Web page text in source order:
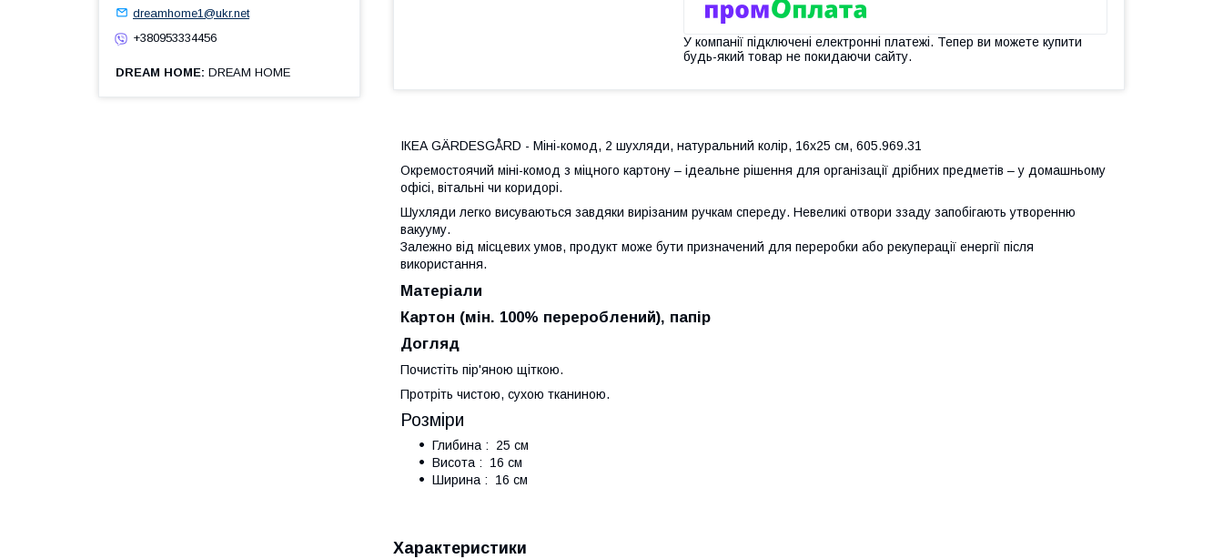
У компанії підключені електронні платежі. Тепер ви можете купити
будь-який товар не покидаючи сайту.
ІКЕА GÄRDESGÅRD - Міні-комод, 2 шухляди, натуральний колір, 16x25 см, 605.969.31
Окремостоячий міні-комод з міцного картону – ідеальне рішення для організації дрібних предметів – у домашньому
офісі, вітальні чи коридорі.
Шухляди легко висуваються завдяки вирізаним ручкам спереду. Невеликі отвори ззаду запобігають утворенню
вакууму.
Залежно від місцевих умов, продукт може бути призначений для переробки або рекуперації енергії після
використання.
Матеріали
Картон (мін. 100% перероблений), папір
Догляд
Почистіть пір'яною щіткою.
Протріть чистою, сухою тканиною.
Розміри
Глибина : 25 см
Висота : 16 см
Ширина : 16 см
Характеристики
dreamhome1@ukr.net
+380953334456
DREAM HOME DREAM HOME